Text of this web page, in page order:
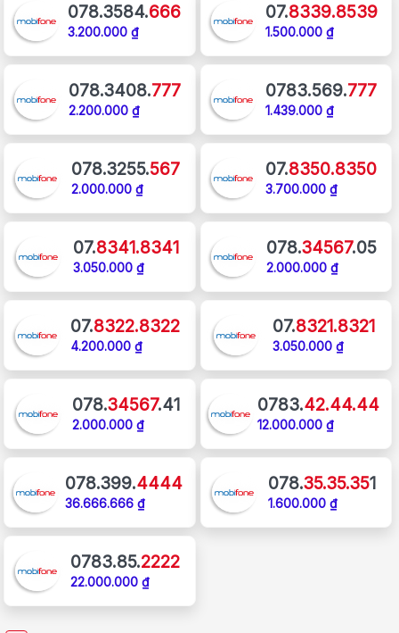
078.3584.666
3.200.000 ₫
07.8339.8539
1.500.000 ₫
078.3408.777
2.200.000 ₫
0783.569.777
1.439.000 ₫
078.3255.567
2.000.000 ₫
07.8350.8350
3.700.000 ₫
07.8341.8341
3.050.000 ₫
078.34567.05
2.000.000 ₫
07.8322.8322
4.200.000 ₫
07.8321.8321
3.050.000 ₫
078.34567.41
2.000.000 ₫
0783.42.44.44
12.000.000 ₫
078.399.4444
36.666.666 ₫
078.35.35.351
1.600.000 ₫
0783.85.2222
22.000.000 ₫